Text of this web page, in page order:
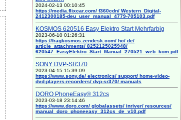
2024-02-13 00:10:45
https://media.flixcar.com/ f360cdn/ Western_Digital-
2412300185-deu_user_manual_4779-705103.pdf
KOSMOS 620516 Easy Elektro Start Mehrfarbig
2023-06-10 01:26:31
https://fragkosmos.zendesk.com/ hc/ de/
article_attachments/ 8252125025948/
620547_EasyElektro_Start_Manual_270521_web_kom.pdf
SONY DVP-SR370
2023-04-15 15:39:09
https://www.sony.de/ electronics/ support/ home-video-
dvd-players-recorders/ dvp-sr370/ manuals
DORO PhoneEasy® 312cs
2023-03-18 23:14:46
https://www.doro.com/ globalassets/ inriver/ resources/
manual_doro_phoneeasy_312cs_de_v10.pdf